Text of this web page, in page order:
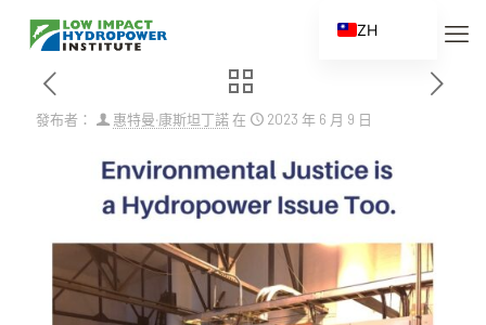
發布者： 惠特曼‧康斯坦丁諾在 2023 年 6 月 9 日
ZH
ZH_CN